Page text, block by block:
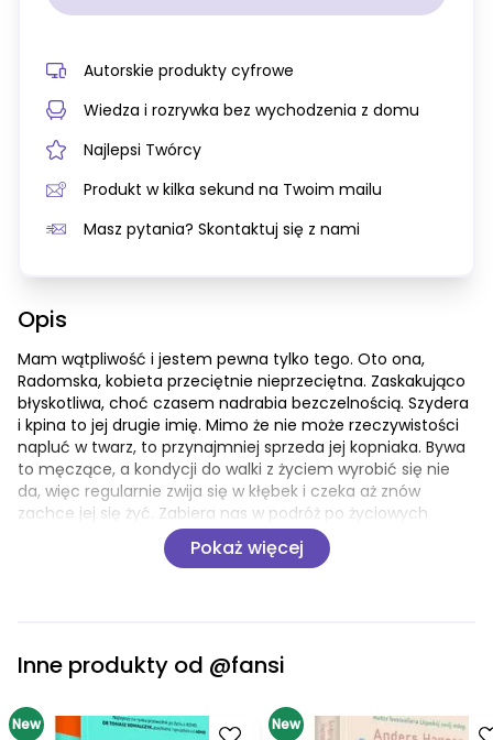
Autorskie produkty cyfrowe
Wiedza i rozrywka bez wychodzenia z domu
Najlepsi Twórcy
Produkt w kilka sekund na Twoim mailu
Masz pytania? Skontaktuj się z nami
Opis
Mam wątpliwość i jestem pewna tylko tego. Oto ona,
Radomska, kobieta przeciętnie nieprzeciętna. Zaskakująco
błyskotliwa, choć czasem nadrabia bezczelnością. Szydera
i kpina to jej drugie imię. Mimo że nie może rzeczywistości
napluć w twarz, to przynajmniej sprzeda jej kopniaka. Bywa
to męczące, a kondycji do walki z życiem wyrobić się nie
da, więc regularnie zwija się w kłębek i czeka aż znów
zachce jej się żyć. Zabiera nas w podróż po życiowych
przystankach, w którą wyruszamy z plecakiem pełnym
cudzych przekonań i oczekiwań. Opowiada, jak
zdziwił, ale w przeżywaniu obowiązkowych punktów
obnaża hipokryzję, dostrzega niezauważalne, czwarty raz
wypłukuje zapomniane w pralce pranie i dzieli się tym, co
Pokaż więcej
Inne produkty od @fansi
New
Go to product New
Go to product